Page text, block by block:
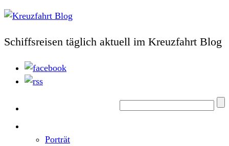
Schiffsreisen täglich aktuell im Kreuzfahrt Blog
Porträt